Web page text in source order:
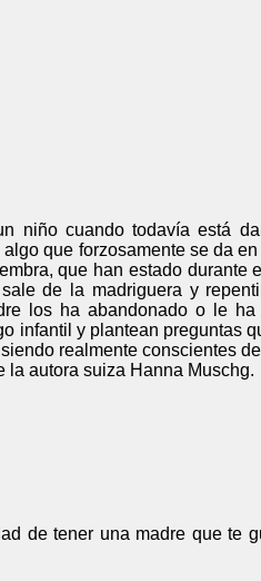
niño cuando todavía está
que forzosamente se da
que han estado durante
de la madriguera y
los ha abandonado o le
infantil y plantean preguntas
realmente conscientes
la autora suiza Hanna Muschg.
de tener una madre que te